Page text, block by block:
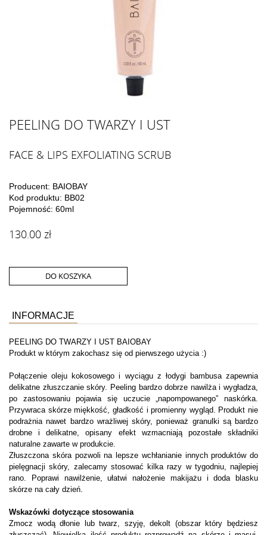
PEELING DO TWARZY I UST
FACE & LIPS EXFOLIATING SCRUB
Producent: BAIOBAY
Kod produktu: BB02
Pojemność: 60ml
130.00 zł
DO KOSZYKA
INFORMACJE
PEELING DO TWARZY I UST BAIOBAY
Produkt w którym zakochasz się od pierwszego użycia :)
Połączenie oleju kokosowego i wyciągu z łodygi bambusa zapewnia
delikatne złuszczanie skóry. Peeling bardzo dobrze nawilża i wygładza,
po zastosowaniu pojawia się uczucie „napompowanego” naskórka.
Przywraca skórze miękkość, gładkość i promienny wygląd. Produkt nie
podrażnia nawet bardzo wrażliwej skóry, ponieważ granulki są bardzo
drobne i delikatne, opisany efekt wzmacniają pozostałe składniki
naturalne zawarte w produkcie.
Złuszczona skóra pozwoli na lepsze wchłanianie innych produktów do
pielęgnacji skóry, zalecamy stosować kilka razy w tygodniu, najlepiej
rano. Poprawi nawilżenie, ułatwi nałożenie makijażu i doda blasku
skórze na cały dzień.
Wskazówki dotyczące stosowania
Zmocz wodą dłonie lub twarz, szyję, dekolt (obszar który będziesz